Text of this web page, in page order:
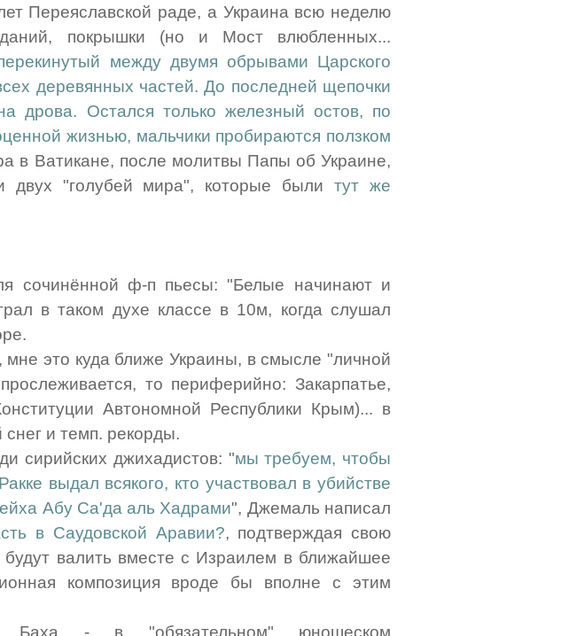
Переяславской раде, а Украина всю неделю
покрышки (но и Мост влюбленных...
между двумя обрывами Царского
деревянных частей. До последней щепочки
дрова. Остался только железный остов, по
жизнью, мальчики пробираются ползком
в Ватикане, после молитвы Папы об Украине,
двух "голубей мира", которые былитут же
сочинённой ф-п пьесы: "Белые начинают и
в таком духе классе в 10м, когда слушал
, мне это куда ближе Украины, в смысле "личной
то периферийно: Закарпатье,
Автономной Республики Крым)... в
и темп. рекорды.
сирийских джихадистов: "мы требуем, чтобы
выдал всякого, кто участвовал в убийстве
Абу Са'да аль Хадрами", Джемаль написал
в Саудовской Аравии?, подтверждая свою
валить вместе с Израилем в ближайшее
композиция вроде бы вполне с этим
- в "обязательном" юношеском